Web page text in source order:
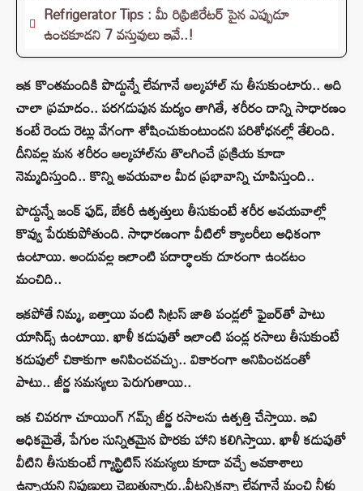
Refrigerator Tips : మీ రిఫ్రిజిరేటర్ పైన ఎప్పుడూ
ఉంచకూడని 7 వస్తువులు ఇవే..!
ఇక కొంతమందికి పొద్దున్నే లేవగానే ఆల్కహాల్ ను తీసుకుంటారు.. అది
చాలా ప్రమాదం.. పరగడుపున మద్యం తాగితే, శరీరం దాన్ని సాధారణం
కంటే రెండు రెట్లు వేగంగా శోషించుకుంటుందని పరిశోధనల్లో తేలింది.
దీనివల్ల మన శరీరం ఆల్కహాల్‌ను తొలగించే ప్రక్రియ కూడా
నెమ్మదిస్తుంది.. కొన్ని అవయవాల మీద ప్రభావాన్ని చూపిస్తుంది..
పొద్దున్నే జంక్ ఫుడ్, బేకరీ ఉత్పత్తులు తీసుకుంటే శరీర అవయవాల్లో
కొవ్వు పేరుకుపోతుంది. సాధారణంగా వీటిలో క్యాలరీలు అధికంగా
ఉంటాయి. అందువల్ల ఇలాంటి పదార్థాలకు దూరంగా ఉండటం
మంచిది..
ఇకపోతే నిమ్మ, బత్తాయి వంటి సిట్రస్ జాతి పండ్లలో ఫైబర్‌తో పాటు
యాసిడ్స్‌ ఉంటాయి. ఖాళీ కడుపుతో ఇలాంటి పండ్ల రసాలు తీసుకుంటే
కడుపులో చికాకుగా అనిపించవచ్చు.. వికారంగా అనిపించడంతో
పాటు.. జీర్ణ సమస్యలు పెరుగుతాయి..
ఇక చివరగా చూయింగ్ గమ్స్ జీర్ణ రసాలను ఉత్పత్తి చేస్తాయి. ఇవి
అధికమైతే, పేగుల సున్నితమైన పొరకు హాని కలిగిస్తాయి. ఖాళీ కడుపుతో
వీటిని తీసుకుంటే గ్యాస్ట్రిటిస్‌ సమస్యలు కూడా వచ్చే అవకాశాలు
ఉన్నాయని నిపుణులు చెబుతున్నారు..వీటన్నికన్నా లేవగానే మంచి నీళ్లు